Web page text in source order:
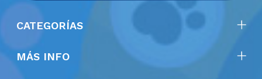
CATEGORÍAS
MÁS INFO